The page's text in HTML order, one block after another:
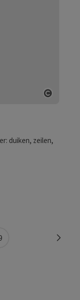
duiken, zeilen,
geopend